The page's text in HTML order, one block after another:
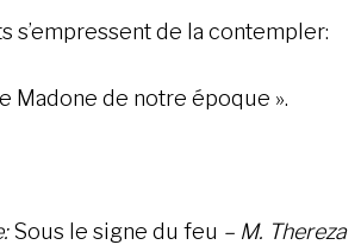
s’empressent de la contempler:
Madone de notre époque ».
Sous le signe du feu – M. Thereza